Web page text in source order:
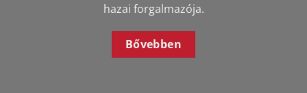
hazai forgalmazója.
Bővebben